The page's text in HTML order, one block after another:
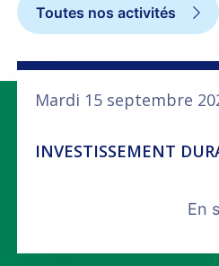
Toutes nos activités
Mardi 15 septembre
INVESTISSEMENT
En